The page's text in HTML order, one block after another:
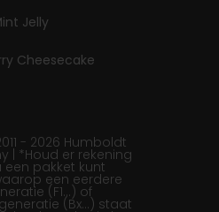
Jelly
Cheesecake
- 2026 Humboldt
| *Houd er rekening
pakket kunt
een eerdere
(F1…) of
(Bx…) staat